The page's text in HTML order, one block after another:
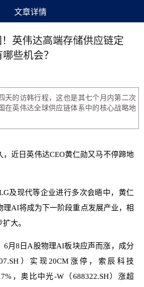
文章详情
英伟达高端存储供应链定
些机会？
天的访韩行程，这也是其七个月内第二次
在英伟达全球供应链体系中的核心战略地
，近日英伟达CEO黄仁勋又马不停蹄地
及现代等企业进行多次会晤中，黄仁
理AI将成为下一阶段重点发展产业，相
大。
6月8日A股物理AI板块应声而涨，成分
）实现20CM涨停，索辰科技
，奥比中光-W（688322.SH）涨超